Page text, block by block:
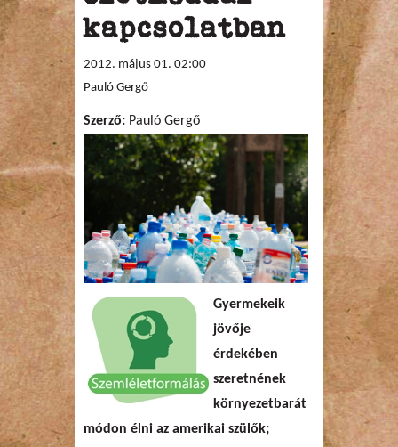
kapcsolatban
2012. május 01. 02:00
Pauló Gergő
Szerző: Pauló Gergő
Gyermekeik
jövője
érdekében
szeretnének
környezetbarát
módon élni az amerikai szülők;